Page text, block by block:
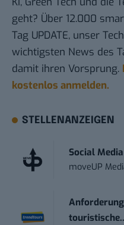
geht? Über 12.000
Tag UPDATE, unser
wichtigsten News des
damit ihren Vorsprung.
kostenlos anmelden.
STELLENANZEIGEN
Social
moveUP